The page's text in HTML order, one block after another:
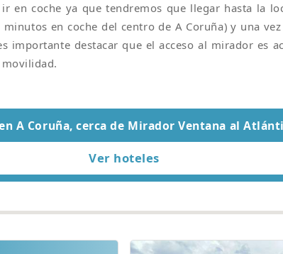
en coche ya que tendremos que llegar hasta la
en coche del centro de A Coruña) y una
importante destacar que el acceso al mirador es
A Coruña, cerca de Mirador Ventana al